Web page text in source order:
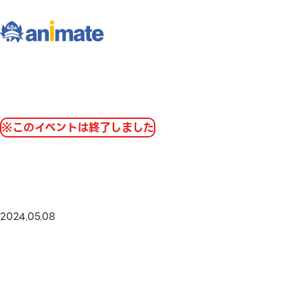
※このイベントは終了しました
2024.05.08